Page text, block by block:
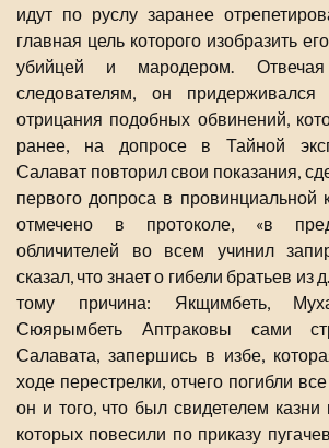
идут по руслу заранее
главная цель которого изобразить
убийцей и мародером.
следователям, он
отрицания подобных обвинений,
ранее, на допросе в Тайной
Салават повторил свои показания,
первого допроса в провинциальной
отмечено в протоколе, «в
обличителей во всем учинил
сказал, что знает о гибели братьев из
тому причина: Якщимбеть,
Сюярымбеть Аптраковы сами
Салавата, запершись в избе,
ходе перестрелки, отчего погибли
он и того, что был свидетелем казни
которых повесили по приказу